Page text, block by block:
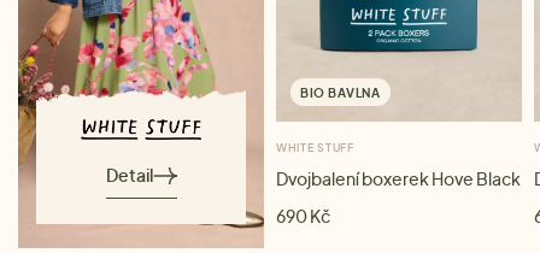
Detail
BIO BAVLNA
WHITE STUFF
Dvojbalení boxerek Hove Black
690 Kč